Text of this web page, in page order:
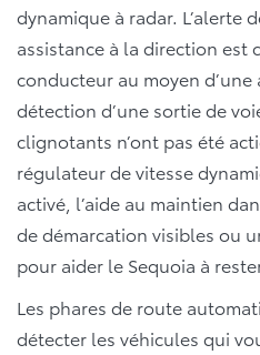
dynamique à radar. L’alerte
assistance à la direction est
conducteur au moyen
détection d’une sortie de
clignotants n’ont pas été
régulateur de vitesse
activé, l’aide au maintien
de démarcation visibles ou
pour aider le Sequoia à
Les phares de route
détecter les véhicules qui